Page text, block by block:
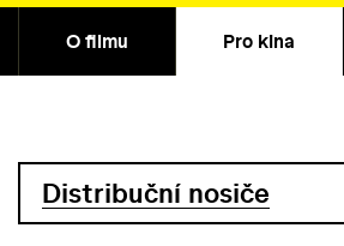
O filmu Pro kina
Distribuční nosiče